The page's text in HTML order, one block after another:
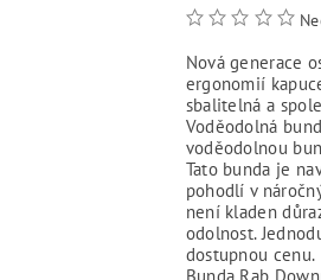
Nová generace
ergonomií
sbalitelná a
Voděodolná
voděodolnou
Tato bunda je
pohodlí v
není kladen
odolnost.
dostupnou cenu.
Bunda Rab